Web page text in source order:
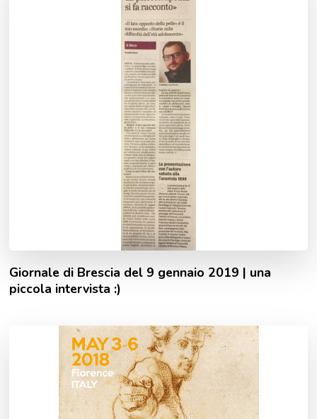
Giornale di Brescia del 9 gennaio 2019 | una
piccola intervista :)